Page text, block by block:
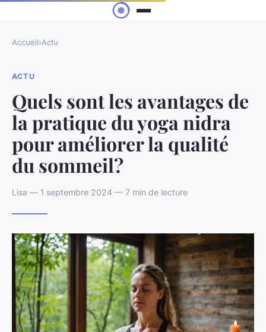
Accueil›Actu
ACTU
Quels sont les avantages de
la pratique du yoga nidra
pour améliorer la qualité
du sommeil?
Lisa — 1 septembre 2024 — 7 min de lecture